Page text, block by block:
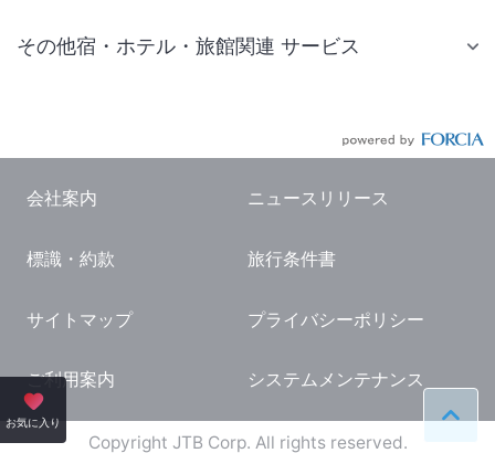
お気に入り ペー
仙台 ホテル
東京ドーム ホテル
横浜 ホテル
熱海 ホテル
京都 ホテル
大阪 ホテル
その他宿・ホテル・旅館関連 サービス
国内観光ガイド
旅行・観光情報
会社案内 ニュースリリース
標識・約款 旅行条件書
サイトマップ プライバシーポリシー
ご利用案内 システムメンテナンス
Copyright JTB Corp. All rights reserved.